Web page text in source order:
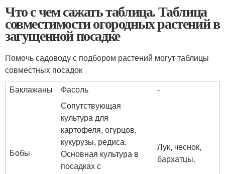
Что с чем сажать таблица. Таблица
совместимости огородных растений в
загущенной посадке
Помочь садоводу с подбором растений могут таблицы
совместных посадок
Баклажаны
Фасоль -
Бобы
Сопутствующая
культура для
картофеля, огурцов,
кукурузы, редиса.
Основная культура в
посадках с
Лук, чеснок,
бархатцы.